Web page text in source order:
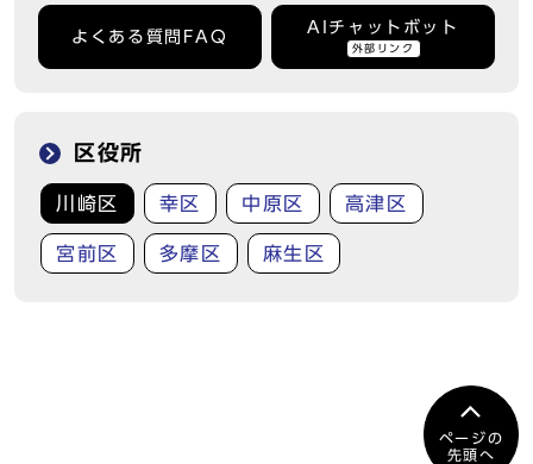
よくある質問FAQ
AIチャットボット
外部リンク
区役所
川崎区 幸区 中原区 高津区
宮前区 多摩区 麻生区
ページの
先頭へ